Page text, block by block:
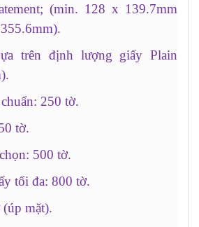
(min. 128 x 139.7mm
trên định lượng giấy Plain
250 tờ.
tờ.
500 tờ.
tối đa: 800 tờ.
mặt).